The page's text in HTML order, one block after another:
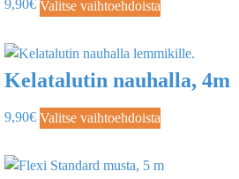
9,90€ Valitse vaihtoehdoista
Kelatalutin nauhalla, 4m
9,90€ Valitse vaihtoehdoista